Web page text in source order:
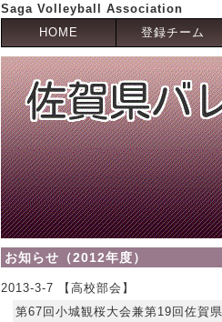
Saga Volleyball Association
HOME
登録チーム
お知らせ（2012年度）
2013-3-7 【高校部会】
第67回小城観桜大会兼第19回佐賀